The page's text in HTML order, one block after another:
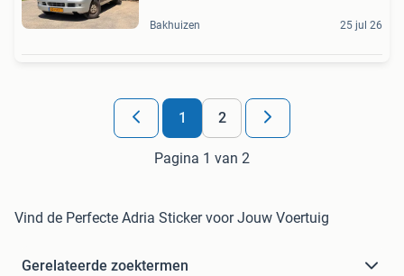
Bakhuizen 25 jul 26
1 2
Pagina 1 van 2
Vind de Perfecte Adria Sticker voor Jouw Voertuig
Gerelateerde zoektermen